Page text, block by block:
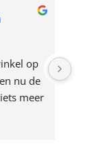
op
nu de
meer